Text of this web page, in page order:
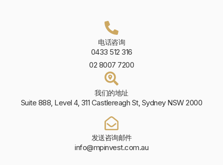
电话咨询
0433 512 316
02 8007 7200
我们的地址
Suite 888, Level 4, 311 Castlereagh St, Sydney NSW 2000
发送咨询邮件
info@mpinvest.com.au